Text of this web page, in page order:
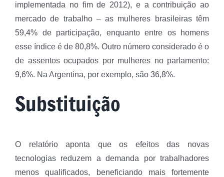
implementada no fim de 2012), e a contribuição ao
mercado de trabalho – as mulheres brasileiras têm
59,4% de participação, enquanto entre os homens
esse índice é de 80,8%. Outro número considerado é o
de assentos ocupados por mulheres no parlamento:
9,6%. Na Argentina, por exemplo, são 36,8%.
Substituição
O relatório aponta que os efeitos das novas
tecnologias reduzem a demanda por trabalhadores
menos qualificados, beneficiando mais fortemente